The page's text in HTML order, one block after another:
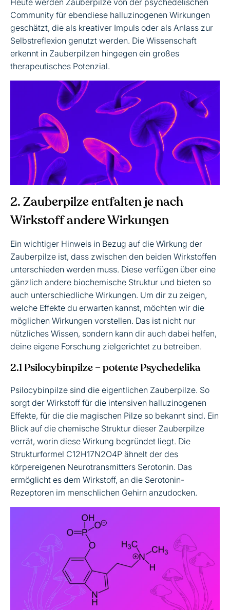
Heute werden Zauberpilze von der psychedelischen
Community für ebendiese halluzinogenen Wirkungen
geschätzt, die als kreativer Impuls oder als Anlass zur
Selbstreflexion genutzt werden. Die Wissenschaft
erkennt in Zauberpilzen hingegen ein großes
therapeutisches Potenzial.
2. Zauberpilze entfalten je nach
Wirkstoff andere Wirkungen
Ein wichtiger Hinweis in Bezug auf die Wirkung der
Zauberpilze ist, dass zwischen den beiden Wirkstoffen
unterschieden werden muss. Diese verfügen über eine
gänzlich andere biochemische Struktur und bieten so
auch unterschiedliche Wirkungen. Um dir zu zeigen,
welche Effekte du erwarten kannst, möchten wir die
möglichen Wirkungen vorstellen. Das ist nicht nur
nützliches Wissen, sondern kann dir auch dabei helfen,
deine eigene Forschung zielgerichtet zu betreiben.
2.1 Psilocybinpilze – potente Psychedelika
Psilocybinpilze sind die eigentlichen Zauberpilze. So
sorgt der Wirkstoff für die intensiven halluzinogenen
Effekte, für die die magischen Pilze so bekannt sind. Ein
Blick auf die chemische Struktur dieser Zauberpilze
verrät, worin diese Wirkung begründet liegt. Die
Strukturformel C12H17N2O4P ähnelt der des
körpereigenen Neurotransmitters Serotonin. Das
ermöglicht es dem Wirkstoff, an die Serotonin-
Rezeptoren im menschlichen Gehirn anzudocken.